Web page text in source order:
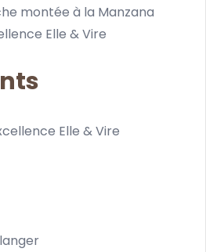
montée à la Manzana
Elle & Vire
Elle & Vire